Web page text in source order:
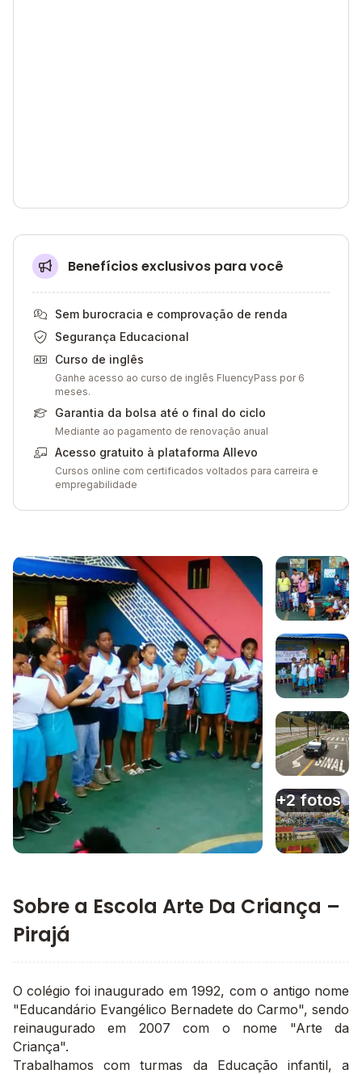
Benefícios exclusivos para você
Sem burocracia e comprovação de renda
Segurança Educacional
Curso de inglês
Ganhe acesso ao curso de inglês FluencyPass por 6
meses.
Garantia da bolsa até o final do ciclo
Mediante ao pagamento de renovação anual
Acesso gratuito à plataforma Allevo
Cursos online com certificados voltados para carreira e
empregabilidade
Galeria de imagem
Imagem 1
Imagem 2
Imagem 3
+2 fotos
Sobre a Escola Arte Da Criança –
Pirajá
O colégio foi inaugurado em 1992, com o antigo nome
"Educandário Evangélico Bernadete do Carmo", sendo
reinaugurado em 2007 com o nome "Arte da
Criança".
Trabalhamos com turmas da Educação infantil, a